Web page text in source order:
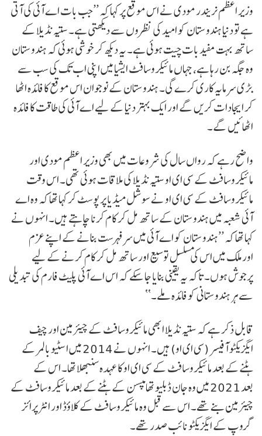
وزیر اعظم نریندر مودی نے اس موقع پر کہا کہ ’’جب بات اے آئی کی آتی
ہے تو دنیا ہندوستان کو امید کی نظروں سے دیکھتی ہے۔ ستیہ نڈیلا کے
ساتھ بہت مفید بات چیت ہوئی ہے۔ یہ دیکھ کر خوشی ہوئی کہ ہندوستان
وہ جگہ بن رہا ہے، جہاں مائیکروسافٹ ایشیا میں اپنی اب تک کی سب سے
بڑی سرمایہ کاری کرے گی۔ ہندوستان کے نوجوان اس موقع کا فائدہ اٹھا
کر ایجادات کریں گے اور ایک بہتر دنیا کے لیے اے آئی کی طاقت کا فائدہ
اٹھائیں گے۔
واضح رہے کہ رواں سال کی شروعات میں بھی وزیر اعظم مودی اور
مائیکروسافٹ کے سی ای او ستیہ نڈیلا کی ملاقات ہوئی تھی۔ اس وقت
مائیکروسافٹ کے سی ای او نے سوشل میڈیا پر پوسٹ کر کہا تھا کہ وہ اے
آئی شعبہ میں ہندوستان کے ساتھ مل کر کام کرنا چاہتے ہیں۔ انہوں نے
کہا تھا کہ ’’ہندوستان کو اے آئی میں سرفہرست بنانے کے اپنے عزم
اورملک میں اس کی مسلسل توسیع اور ساتھ مل کر کام کرنے کے لیے
پرجوش ہوں۔ تاکہ یہ یقینی بنایا جا سکے کہ اس اے آئی پلیٹ فارم کی تبدیلی
سے ہر ہندوستانی کو فائدہ ملے۔‘‘
قابل ذکر ہے کہ ستیہ نڈیلا ابھی مائیکروسافٹ کے چیئرمین اور چیف
ایگزیکٹو آفیسر (سی ای او) ہیں۔ انہوں نے 2014 میں اسٹیو بالمر کے
ہٹنے کے بعد مائیکروسافٹ کے سی ای او کا عہدہ سنبھلا تھا۔ اس کے
بعد 2021 میں وہ جان ڈبلیو تھامپسن کے ہٹنے کے بعد مائیکروسافٹ کے
چیئرمین بنے تھے۔ اس سے قبل وہ مائیکروسافٹ کے کلاؤڈ اور انٹرپرائز
گروپ کے ایگزیکٹو نائب صدر تھے۔